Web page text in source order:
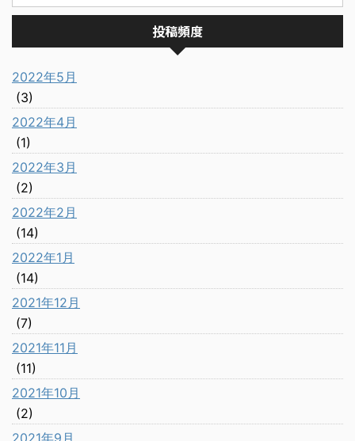
投稿頻度
2022年5月
(3)
2022年4月
(1)
2022年3月
(2)
2022年2月
(14)
2022年1月
(14)
2021年12月
(7)
2021年11月
(11)
2021年10月
(2)
2021年9月